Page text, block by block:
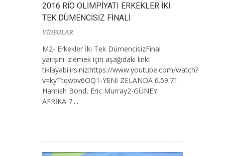
2016 RİO OLİMPİYATI ERKEKLER İKİ
TEK DÜMENCİSİZ FİNALİ
VİDEOLAR
M2- Erkekler İki Tek DümencisizFinal
yarışını izlemek için aşağıdaki linki
tıklayabilirsiniz:https://www.youtube.com/watch?
v=kyTtqwbv6OQ1-YENİ ZELANDA 6.59.71
Hamish Bond, Eric Murray2-GÜNEY
AFRİKA 7....